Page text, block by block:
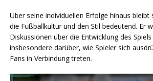
Über seine individuellen Erfolge hinaus bleibt
die Fußballkultur und den Stil bedeutend. Er
Diskussionen über die Entwicklung des
insbesondere darüber, wie Spieler sich
Fans in Verbindung treten.